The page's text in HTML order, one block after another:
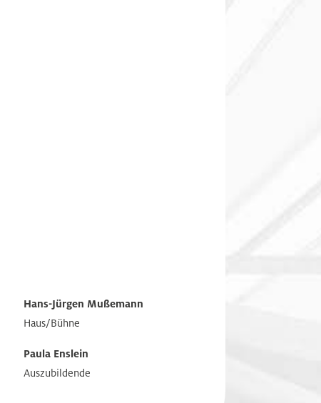
Hans-Jürgen Mußemann
Haus/Bühne
Paula Enslein
Auszubildende